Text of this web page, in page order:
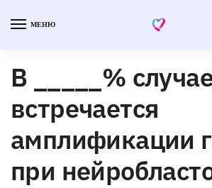
МЕНЮ
В _____%
встречается
амплификации
при